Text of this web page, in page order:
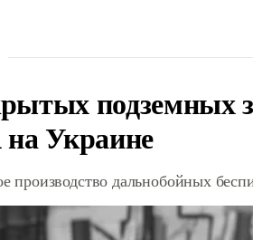
подземных
Украине
производство дальнобойных